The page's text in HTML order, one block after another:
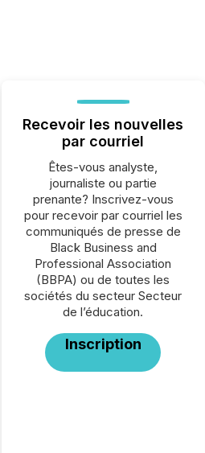
Recevoir les nouvelles
par courriel
Êtes-vous analyste,
journaliste ou partie
prenante? Inscrivez-vous
pour recevoir par courriel les
communiqués de presse de
Black Business and
Professional Association
(BBPA) ou de toutes les
sociétés du secteur Secteur
de l’éducation.
Inscription